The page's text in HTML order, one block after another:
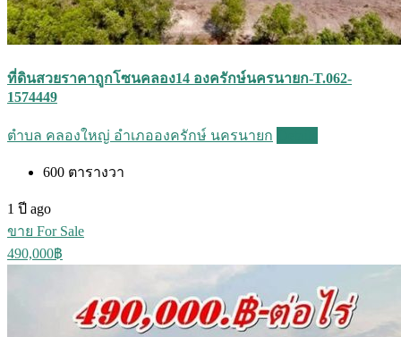
ที่ดินสวยราคาถูกโซนคลอง14 องครักษ์นครนายก-T.062-
1574449
ตำบล คลองใหญ่ อำเภอองครักษ์ นครนายก
600 ตารางวา
1 ปี ago
ขาย For Sale
490,000฿